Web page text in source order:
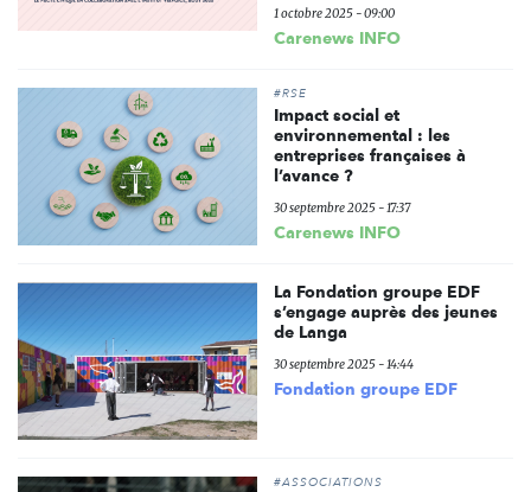
1 octobre 2025 - 09:00
Carenews INFO
#RSE
Impact social et
environnemental : les
entreprises françaises à
l’avance ?
30 septembre 2025 - 17:37
Carenews INFO
La Fondation groupe EDF
s’engage auprès des jeunes
de Langa
30 septembre 2025 - 14:44
Fondation groupe EDF
#ASSOCIATIONS